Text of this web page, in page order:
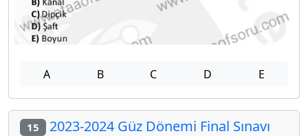
A B C D E
15 2023-2024 Güz Dönemi Final Sınavı